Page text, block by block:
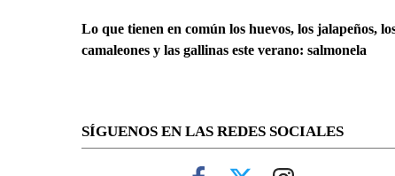
Lo que tienen en común los huevos, los jalapeños,
camaleones y las gallinas este verano: salmonela
SÍGUENOS EN LAS REDES SOCIALES